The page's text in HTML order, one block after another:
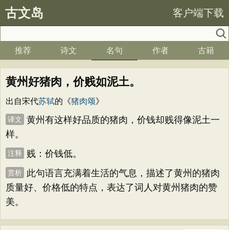
古文岛 客户端下载
推荐 诗文 名句 作者 古籍
黄州好猪肉，价贱如泥土。
出自宋代苏轼的《猪肉颂》
译文
黄州有这样好品质的猪肉，价钱却贱得像泥土一
样。
注释 贱：价钱低。
赏析
此句语言充满着生活的气息，描述了黄州的猪肉
质量好、价格低的特点，表达了词人对黄州猪肉的赞
美。